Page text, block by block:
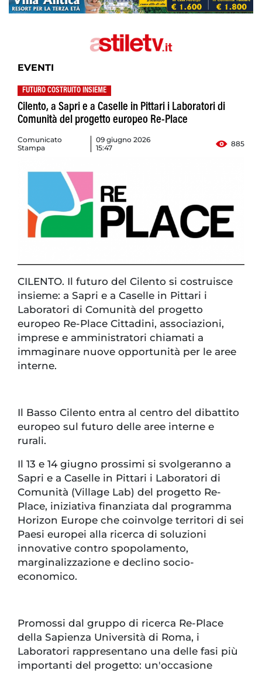
EVENTI
FUTURO COSTRUITO INSIEME
Cilento, a Sapri e a Caselle in Pittari i Laboratori di
Comunità del progetto europeo Re-Place
Comunicato
Stampa
09 giugno 2026
15:47
885
CILENTO. Il futuro del Cilento si costruisce
insieme: a Sapri e a Caselle in Pittari i
Laboratori di Comunità del progetto
europeo Re-Place Cittadini, associazioni,
imprese e amministratori chiamati a
immaginare nuove opportunità per le aree
interne.
Il Basso Cilento entra al centro del dibattito
europeo sul futuro delle aree interne e
rurali.
Il 13 e 14 giugno prossimi si svolgeranno a
Sapri e a Caselle in Pittari i Laboratori di
Comunità (Village Lab) del progetto Re-
Place, iniziativa finanziata dal programma
Horizon Europe che coinvolge territori di sei
Paesi europei alla ricerca di soluzioni
innovative contro spopolamento,
marginalizzazione e declino socio-
economico.
Promossi dal gruppo di ricerca Re-Place
della Sapienza Università di Roma, i
Laboratori rappresentano una delle fasi più
importanti del progetto: un'occasione